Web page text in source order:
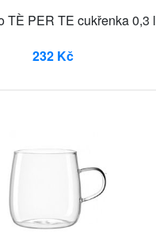
TÈ PER TE cukřenka 0,3 l
232 Kč